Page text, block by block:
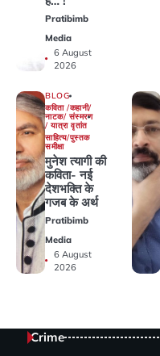
Pratibimb
Media
6 August
2026
BLOG
कविता /कहानी/
नाटक/ संस्मरण
/ यात्रा वृतांत
साहित्य/पुस्तक
समीक्षा
मुनेश त्यागी की
कविता- नई
देशभक्ति के
गजब के अर्थ
Pratibimb
Media
6 August
2026
Crime